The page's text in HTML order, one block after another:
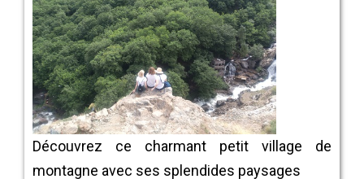
Découvrez ce charmant petit village de
montagne avec ses splendides paysages